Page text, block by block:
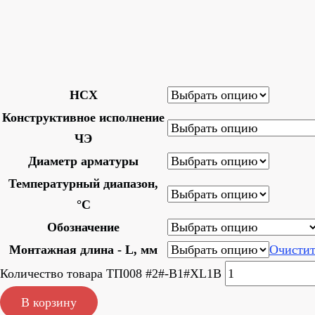
НСХ
Конструктивное исполнение
ЧЭ
Диаметр арматуры
Температурный диапазон,
°C
Обозначение
Монтажная длина - L, мм
Количество товара ТП008 #2#-B1#XL1B
В корзину